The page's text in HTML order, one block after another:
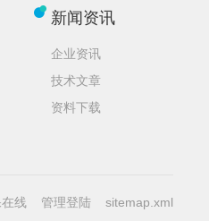
新闻资讯
企业资讯
技术文章
资料下载
线 管理登陆 sitemap.xml